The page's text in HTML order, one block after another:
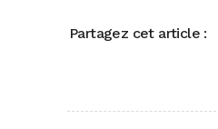
Partagez cet article :